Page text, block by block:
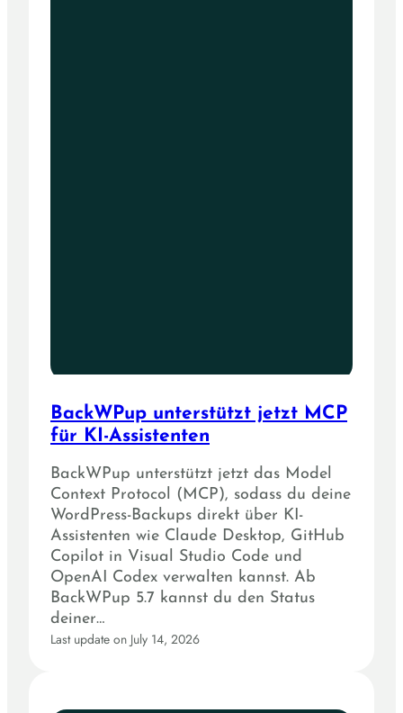
BackWPup unterstützt jetzt MCP
für KI-Assistenten
BackWPup unterstützt jetzt das Model
Context Protocol (MCP), sodass du deine
WordPress-Backups direkt über KI-
Assistenten wie Claude Desktop, GitHub
Copilot in Visual Studio Code und
OpenAI Codex verwalten kannst. Ab
BackWPup 5.7 kannst du den Status
deiner…
Last update on July 14, 2026